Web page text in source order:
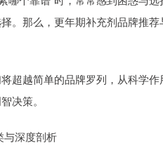
。那么，更年期补充剂品牌推
超越简单的品牌罗列，从科学
决策。
与深度剖析